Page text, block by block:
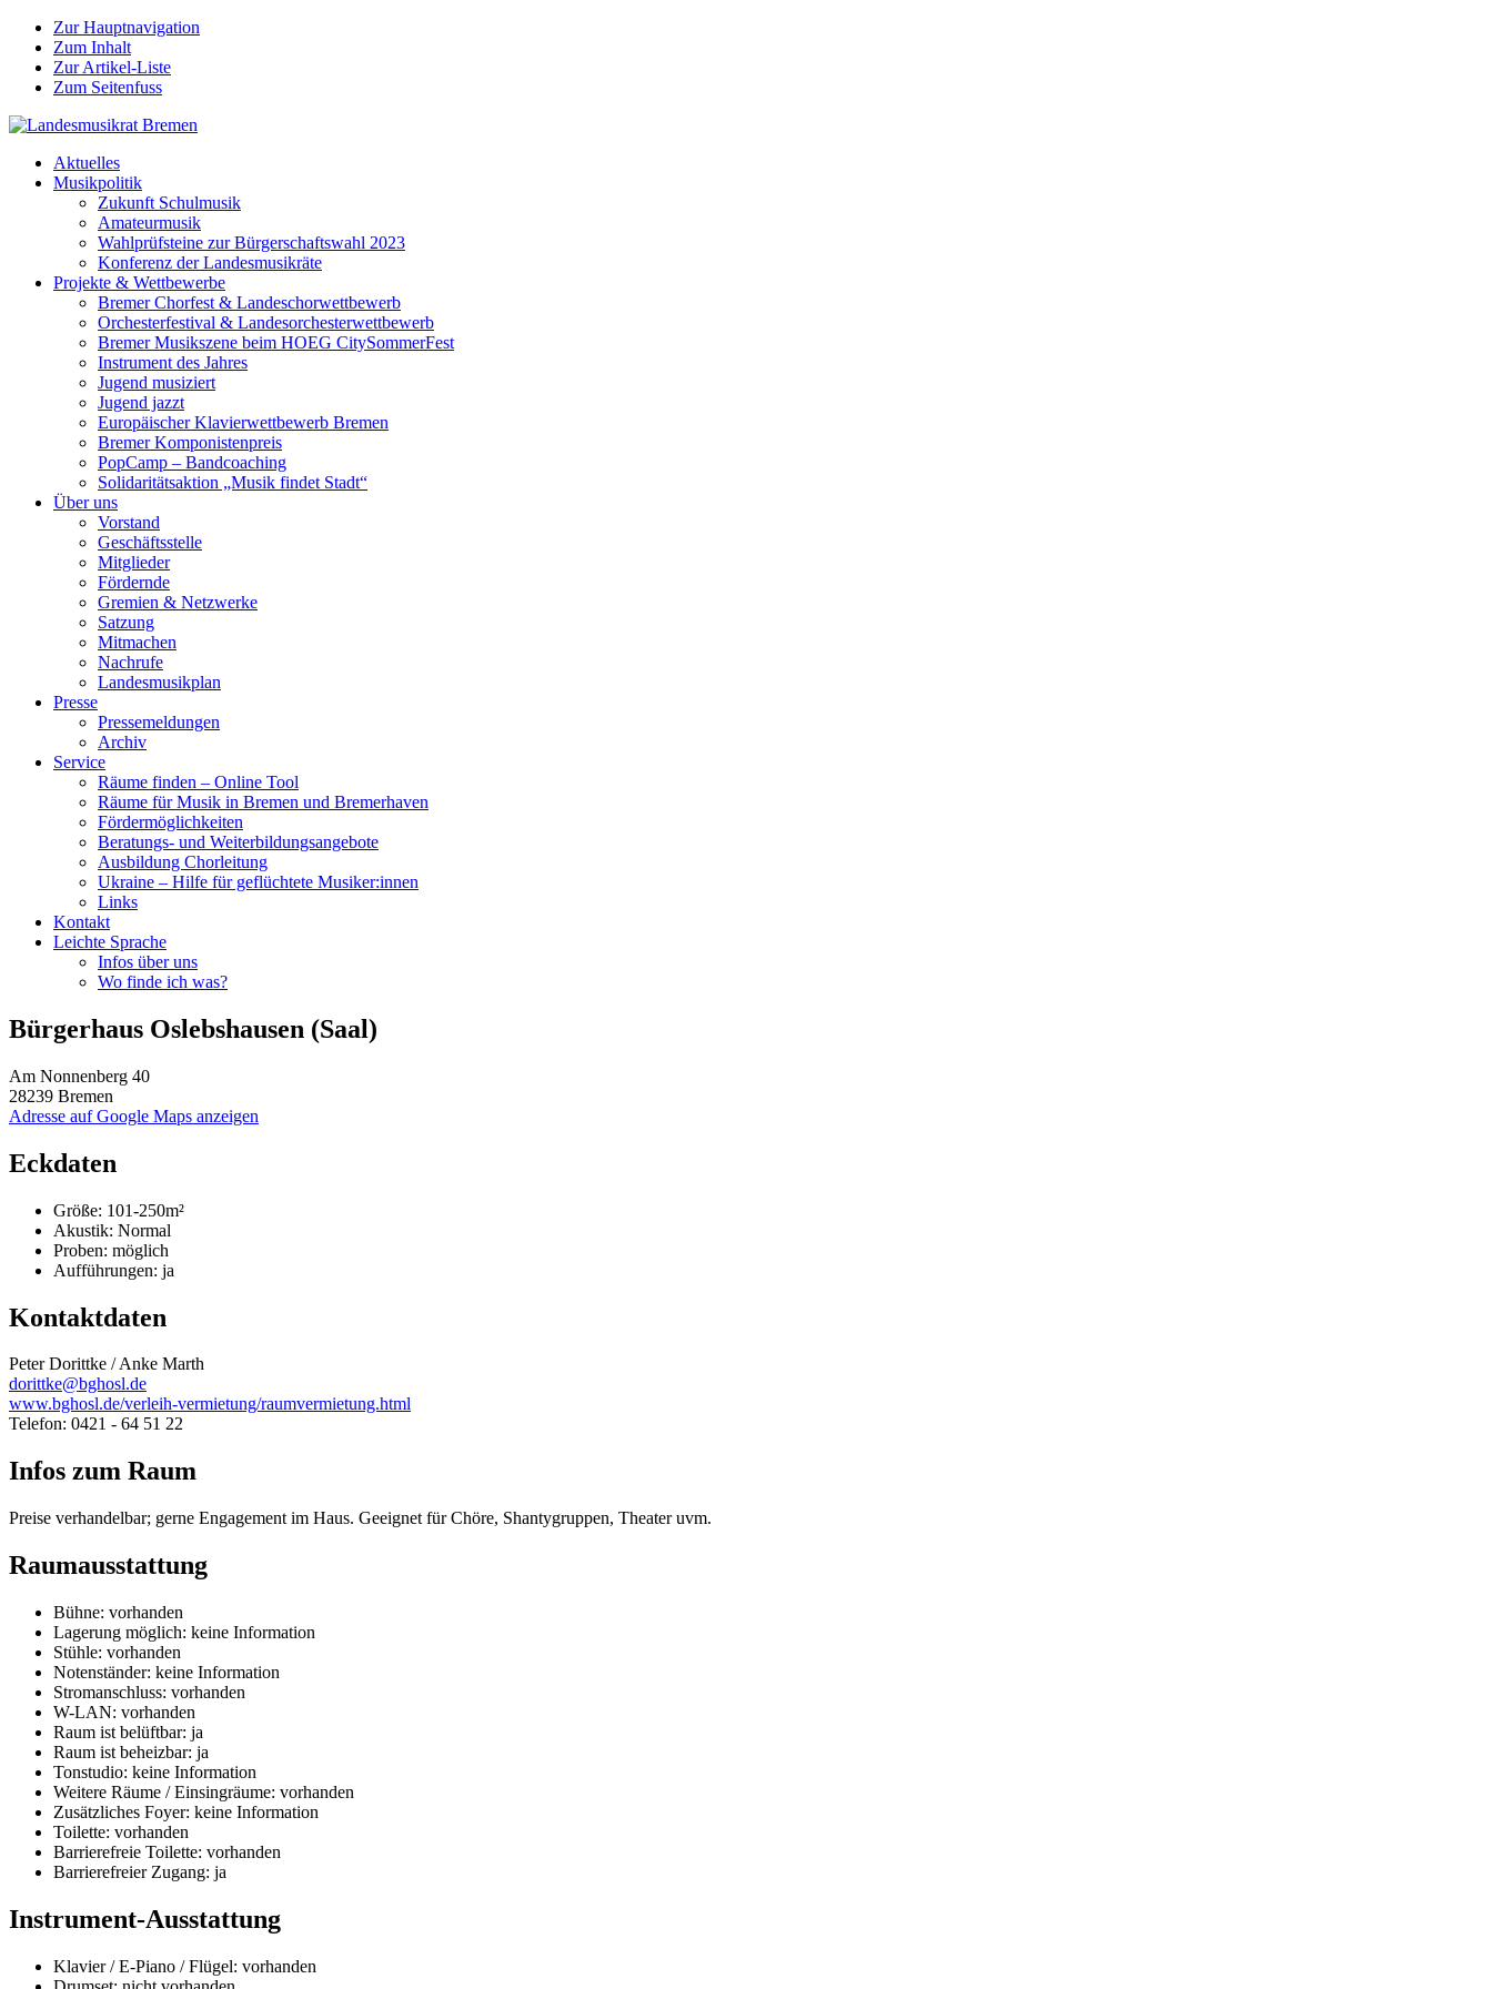
Zur Hauptnavigation
Zum Inhalt
Zur Artikel-Liste
Zum Seitenfuss
Aktuelles
Musikpolitik
Zukunft Schulmusik
Amateurmusik
Wahlprüfsteine zur Bürgerschaftswahl 2023
Konferenz der Landesmusikräte
Projekte & Wettbewerbe
Bremer Chorfest & Landeschorwettbewerb
Orchesterfestival & Landesorchesterwettbewerb
Bremer Musikszene beim HOEG CitySommerFest
Instrument des Jahres
Jugend musiziert
Jugend jazzt
Europäischer Klavierwettbewerb Bremen
Bremer Komponistenpreis
PopCamp – Bandcoaching
Solidaritätsaktion „Musik findet Stadt“
Über uns
Vorstand
Geschäftsstelle
Mitglieder
Fördernde
Gremien & Netzwerke
Satzung
Mitmachen
Nachrufe
Landesmusikplan
Presse
Pressemeldungen
Archiv
Service
Räume finden – Online Tool
Räume für Musik in Bremen und Bremerhaven
Fördermöglichkeiten
Beratungs- und Weiterbildungsangebote
Ausbildung Chorleitung
Ukraine – Hilfe für geflüchtete Musiker:innen
Links
Kontakt
Leichte Sprache
Infos über uns
Wo finde ich was?
Bürgerhaus Oslebshausen (Saal)
Am Nonnenberg 40
28239 Bremen
Adresse auf Google Maps anzeigen
Eckdaten
Größe: 101-250m²
Akustik: Normal
Proben: möglich
Aufführungen: ja
Kontaktdaten
Peter Dorittke / Anke Marth
dorittke@bghosl.de
www.bghosl.de/verleih-vermietung/raumvermietung.html
Telefon: 0421 - 64 51 22
Infos zum Raum
Preise verhandelbar; gerne Engagement im Haus. Geeignet für Chöre, Shantygruppen, Theater uvm.
Raumausstattung
Bühne: vorhanden
Lagerung möglich: keine Information
Stühle: vorhanden
Notenständer: keine Information
Stromanschluss: vorhanden
W-LAN: vorhanden
Raum ist belüftbar: ja
Raum ist beheizbar: ja
Tonstudio: keine Information
Weitere Räume / Einsingräume: vorhanden
Zusätzliches Foyer: keine Information
Toilette: vorhanden
Barrierefreie Toilette: vorhanden
Barrierefreier Zugang: ja
Instrument-Ausstattung
Klavier / E-Piano / Flügel: vorhanden